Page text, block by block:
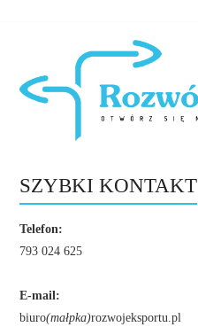
SZYBKI KONTAKT
Telefon:
793 024 625
E-mail:
biuro(małpka)rozwojeksportu.pl